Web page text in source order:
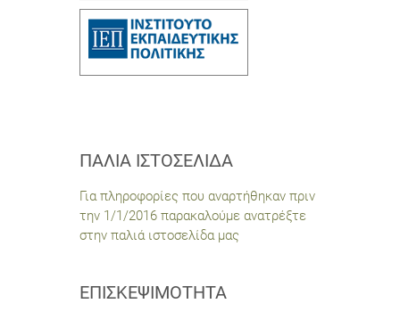
ΠΑΛΙΆ ΙΣΤΟΣΕΛΊΔΑ
Για πληροφορίες που αναρτήθηκαν πριν
την 1/1/2016 παρακαλούμε ανατρέξτε
στην παλιά ιστοσελίδα μας
ΕΠΙΣΚΕΨΙΜΌΤΗΤΑ